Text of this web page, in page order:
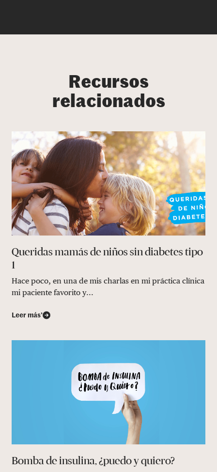
Recursos
relacionados
Queridas mamás de niños sin diabetes tipo
1
Hace poco, en una de mis charlas en mi práctica clínica
mi paciente favorito y...
Leer más’
Bomba de insulina, ¿puedo y quiero?